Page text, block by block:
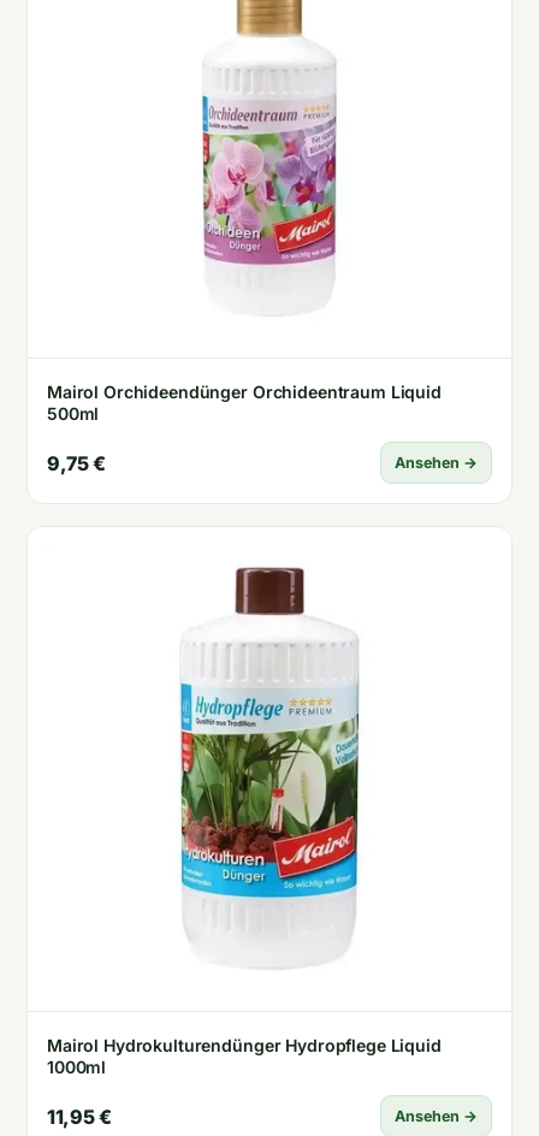
Mairol Orchideendünger Orchideentraum Liquid
500ml
9,75 € Ansehen →
Mairol Hydrokulturendünger Hydropflege Liquid
1000ml
11,95 € Ansehen →